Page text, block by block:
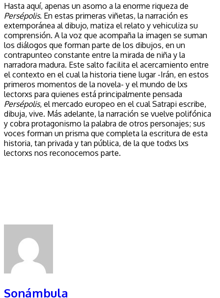
Hasta aquí, apenas un asomo a la enorme riqueza de
Persépolis. En estas primeras viñetas, la narración es
extemporánea al dibujo, matiza el relato y vehiculiza su
comprensión. A la voz que acompaña la imagen se suman
los diálogos que forman parte de los dibujos, en un
contrapunteo constante entre la mirada de niña y la
narradora madura. Este salto facilita el acercamiento entre
el contexto en el cual la historia tiene lugar -Irán, en estos
primeros momentos de la novela- y el mundo de lxs
lectorxs para quienes está principalmente pensada
Persépolis, el mercado europeo en el cual Satrapi escribe,
dibuja, vive. Más adelante, la narración se vuelve polifónica
y cobra protagonismo la palabra de otros personajes; sus
voces forman un prisma que completa la escritura de esta
historia, tan privada y tan pública, de la que todxs lxs
lectorxs nos reconocemos parte.
Sonámbula